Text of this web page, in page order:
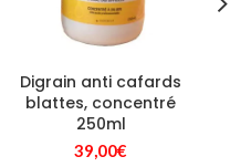
Digrain anti cafards
blattes, concentré
250ml
39,00€